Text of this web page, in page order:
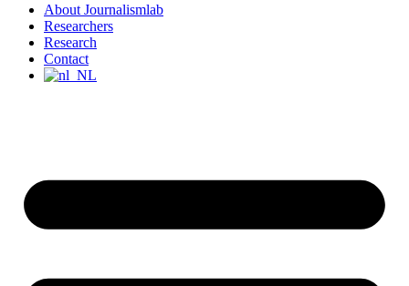
About Journalismlab
Researchers
Research
Contact